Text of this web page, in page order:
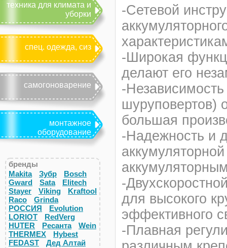
техника для климата и
уборки
спец. одежда, сиз
самогоноварение
монтажное
оборудование
бренды
Makita
Зубр
Bosch
Gward
Sata
Elitech
Stayer
Viking
Kraftool
Raco
Grinda
РОССИЯ
Evolution
LORIOT
RedVerg
HUTER
Ресанта
Wein
THERMEX
Hybest
FEDAST
Дед Алтай
-Сетевой
-Широкая
делают его
-
шуруповертов)
большая
-Надежность и
-
для высокого
эффективного
-Плавная